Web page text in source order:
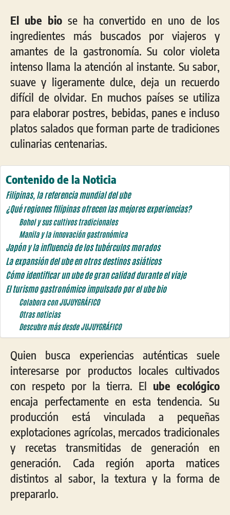
El ube biose ha convertido en uno de los
ingredientes más buscados por viajeros y
amantes de la gastronomía. Su color violeta
intenso llama la atención al instante. Su sabor,
suave y ligeramente dulce, deja un recuerdo
difícil de olvidar. En muchos países se utiliza
para elaborar postres, bebidas, panes e incluso
platos salados que forman parte de tradiciones
culinarias centenarias.
Contenido de la Noticia
Filipinas, la referencia mundial del ube
¿Qué regiones filipinas ofrecen las mejores experiencias?
Bohol y sus cultivos tradicionales
Manila y la innovación gastronómica
Japón y la influencia de los tubérculos morados
La expansión del ube en otros destinos asiáticos
Cómo identificar un ube de gran calidad durante el viaje
El turismo gastronómico impulsado por el ube bio
Colabora con JUJUYGRÁFICO
Otras noticias
Descubre más desde JUJUYGRÁFICO
Quien busca experiencias auténticas suele
interesarse por productos locales cultivados
con respeto por la tierra. El ube ecológico
encaja perfectamente en esta tendencia. Su
producción está vinculada a pequeñas
explotaciones agrícolas, mercados tradicionales
y recetas transmitidas de generación en
generación. Cada región aporta matices
distintos al sabor, la textura y la forma de
prepararlo.